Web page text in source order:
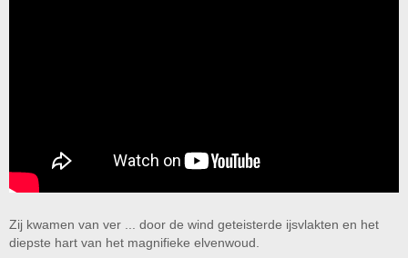
Zij kwamen van ver ... door de wind geteisterde ijsvlakten en het
diepste hart van het magnifieke elvenwoud.